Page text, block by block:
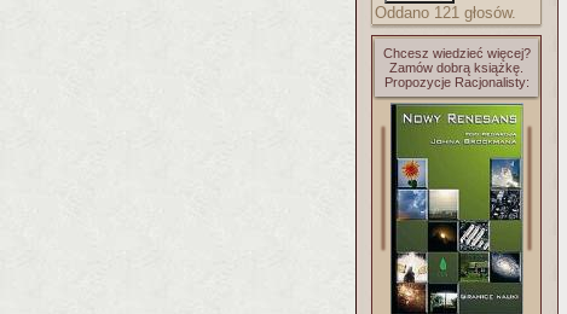
Oddano 121 głosów.
Chcesz wiedzieć więcej?
Zamów dobrą książkę.
Propozycje Racjonalisty: